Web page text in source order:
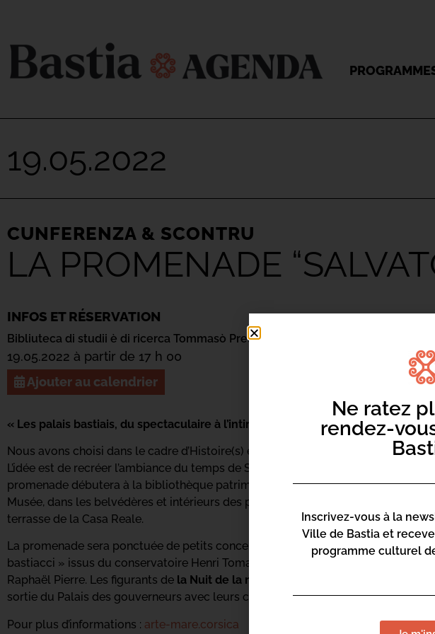
19.05.2022
CUNFERENZA & SCONTRU
LA PROMENADE
INFOS ET RÉSERVATION
Bibliuteca di studii è di ricerca Tommasò Prela
19.05.2022 à partir de 17 h 00
Ajouter au calendrier
« Les palais bastiais, du spectaculaire à l’intime »
Nous avons choisi dans le cadre d’Histoire(s) en Mai, d’offrir une promenade
L’idée est de recréer l’ambiance du temps de Salvatore Viale à travers le thème de
promenade débutera à la bibliothèque patrimoniale, puis se poursuivra au
Musée, dans les belvédères et intérieurs des palais, à la galerie Noir et Blanc,
terrasse de la Casa Reale.
La promenade sera ponctuée de petits concerts du groupe de jeunes
bastiacci » issus du conservatoire Henri Tomasi dont l’ensemble est dirigé par le
Raphaël Pierre. Les figurants de la Nuit de la mémoire
sortie du Palais des gouverneurs avec leurs costumes d’époque XVIIe.
Pour plus d’informations : arte-mare.corsica
Ne ratez
rendez-
Inscrivez-vous à la
Ville de Bastia et
programme culturel